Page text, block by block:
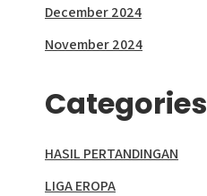
December 2024
November 2024
Categories
HASIL PERTANDINGAN
LIGA EROPA